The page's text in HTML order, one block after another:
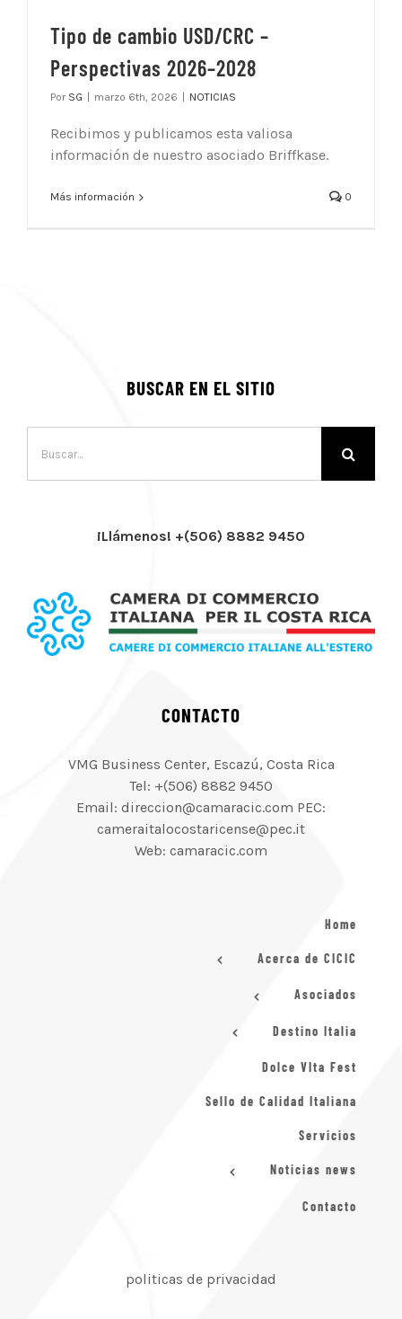
Tipo de cambio USD/CRC –
Perspectivas 2026–2028
Por SG marzo 6th, 2026 NOTICIAS
Recibimos y publicamos esta valiosa
información de nuestro asociado Briffkase.
Más información 0
BUSCAR EN EL SITIO
¡Llámenos! +(506) 8882 9450
CONTACTO
VMG Business Center, Escazú, Costa Rica
Tel: +(506) 8882 9450
Email: direccion@camaracic.com PEC:
cameraitalocostaricense@pec.it
Web: camaracic.com
Home
Acerca de CICIC
Asociados
Destino Italia
Dolce VIta Fest
Sello de Calidad Italiana
Servicios
Noticias news
Contacto
politicas de privacidad